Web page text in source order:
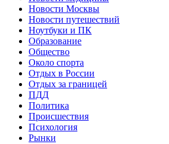
Новости Москвы
Новости путешествий
Ноутбуки и ПК
Образование
Общество
Около спорта
Отдых в России
Отдых за границей
ПДД
Политика
Происшествия
Психология
Рынки